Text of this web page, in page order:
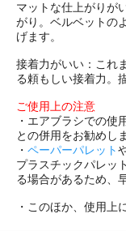
マットな仕上がりが
がり。ベルベットの
げます。
接着力がいい：これ
る頼もしい接着力。
ご使用上の注意
・エアブラシでの使
との併用をお勧めし
・ ペーパーパレット
プラスチックパレッ
る場合があるため、
・このほか、使用上